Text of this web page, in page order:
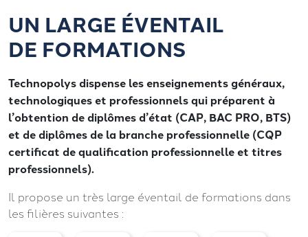
UN LARGE ÉVENTAIL
DE FORMATIONS
Technopolys dispense les enseignements généraux,
technologiques et professionnels qui préparent à
l’obtention de diplômes d’état (CAP, BAC PRO, BTS)
et de diplômes de la branche professionnelle (CQP
certificat de qualification professionnelle et titres
professionnels).
Il propose un très large éventail de formations dans
les filières suivantes :